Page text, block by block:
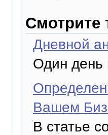
Смотрите
Дневной
Один день
Вашем
В статье